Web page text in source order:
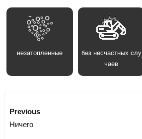
незатопленные
без несчастных слу
чаев
Previous
Ничего